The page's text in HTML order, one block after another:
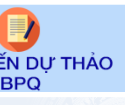
CP
NĐ-CP của Chính phủ: Quy
biện pháp để tổ chức, hướng
thương
CP
NĐ-CP của Chính phủ: Quy
biện pháp để tổ chức, hướng
thương